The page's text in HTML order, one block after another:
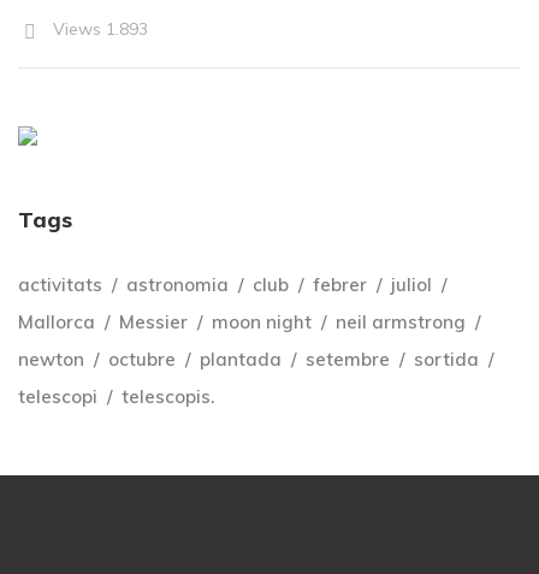
Views 1.893
Tags
activitats astronomia club febrer
juliol
Mallorca
Messier moon night
neil armstrong
newton
octubre plantada setembre
sortida
telescopi
telescopis.